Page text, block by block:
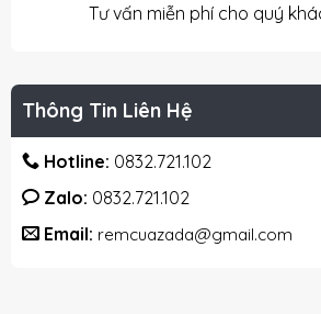
Tư vấn miễn phí cho quý
Thông Tin Liên Hệ
Hotline: 0832.721.102
Zalo: 0832.721.102
Email: remcuazada@gmail.com